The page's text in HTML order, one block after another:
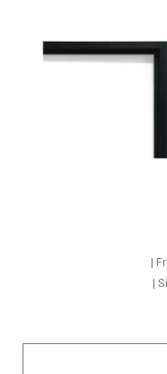
|
|